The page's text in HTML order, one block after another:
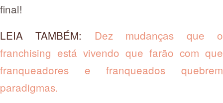
final!
LEIA TAMBÉM:
Dez mudanças que o
franchising está vivendo que farão com que
franqueadores e franqueados quebrem
paradigmas.